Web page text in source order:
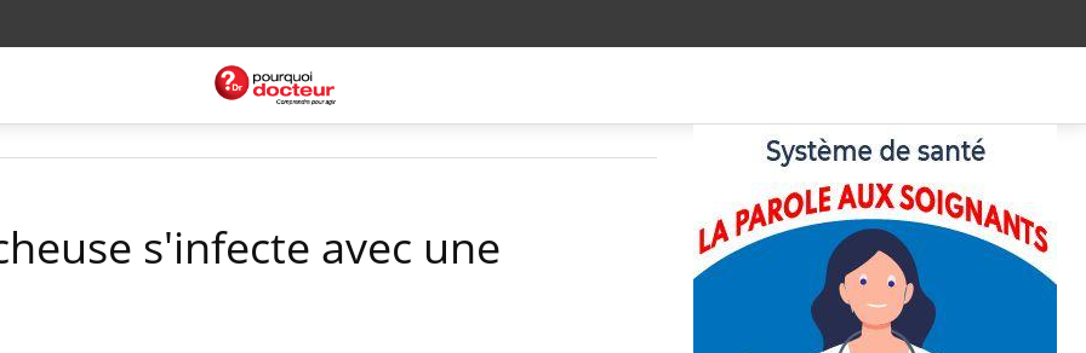
s'infecte avec une